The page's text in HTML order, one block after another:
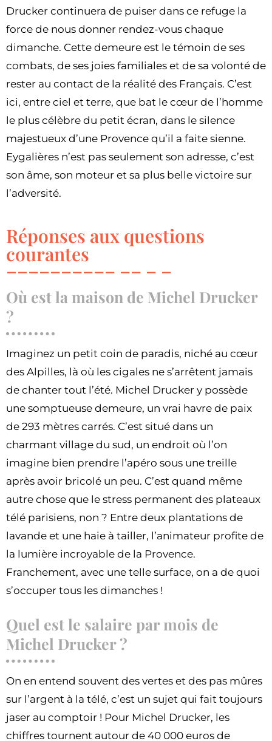
Drucker continuera de puiser dans ce refuge la
force de nous donner rendez-vous chaque
dimanche. Cette demeure est le témoin de ses
combats, de ses joies familiales et de sa volonté de
rester au contact de la réalité des Français. C’est
ici, entre ciel et terre, que bat le cœur de l’homme
le plus célèbre du petit écran, dans le silence
majestueux d’une Provence qu’il a faite sienne.
Eygalières n’est pas seulement son adresse, c’est
son âme, son moteur et sa plus belle victoire sur
l’adversité.
Réponses aux questions
courantes
Où est la maison de Michel Drucker
?
Imaginez un petit coin de paradis, niché au cœur
des Alpilles, là où les cigales ne s’arrêtent jamais
de chanter tout l’été. Michel Drucker y possède
une somptueuse demeure, un vrai havre de paix
de 293 mètres carrés. C’est situé dans un
charmant village du sud, un endroit où l’on
imagine bien prendre l’apéro sous une treille
après avoir bricolé un peu. C’est quand même
autre chose que le stress permanent des plateaux
télé parisiens, non ? Entre deux plantations de
lavande et une haie à tailler, l’animateur profite de
la lumière incroyable de la Provence.
Franchement, avec une telle surface, on a de quoi
s’occuper tous les dimanches !
Quel est le salaire par mois de
Michel Drucker ?
On en entend souvent des vertes et des pas mûres
sur l’argent à la télé, c’est un sujet qui fait toujours
jaser au comptoir ! Pour Michel Drucker, les
chiffres tournent autour de 40 000 euros de